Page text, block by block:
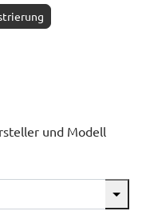
und Modell